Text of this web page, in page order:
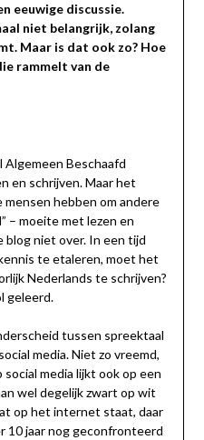
eeuwige discussie.
niet belangrijk, zolang
Maar is dat ook zo? Hoe
rammelt van de
Algemeen Beschaafd
en schrijven. Maar het
hebben om andere
– moeite met lezen en
blog niet over. In een tijd
te etaleren, moet het
Nederlands te schrijven?
geleerd.
tussen spreektaal
media. Niet zo vreemd,
media lijkt ook op een
wel degelijk zwart op wit
op het internet staat, daar
10 jaar nog geconfronteerd